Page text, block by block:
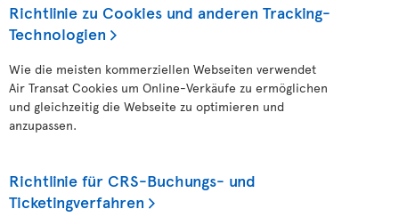
Richtlinie zu Cookies und anderen Tracking-
Technologien
Wie die meisten kommerziellen Webseiten verwendet
Air Transat Cookies um Online-Verkäufe zu ermöglichen
und gleichzeitig die Webseite zu optimieren und
anzupassen.
Richtlinie für CRS-Buchungs- und
Ticketingverfahren